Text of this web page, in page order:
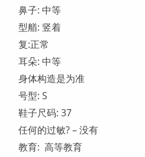
鼻子: 中等
型艏: 竖着
复:正常
耳朵: 中等
身体构造是为准
号型: S
鞋子尺码: 37
任何的过敏? – 没有
教育: 高等教育